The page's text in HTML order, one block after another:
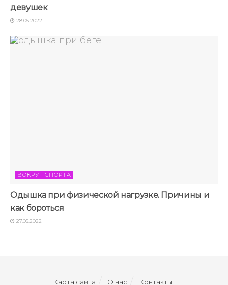
девушек
28.05.2022
ВОКРУГ СПОРТА
Одышка при физической нагрузке. Причины и
как бороться
27.05.2022
Карта сайта О нас Контакты